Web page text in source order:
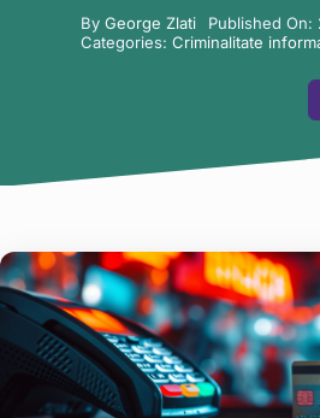
ByGeorge Zlati
Published On:
Categories:Criminalitate